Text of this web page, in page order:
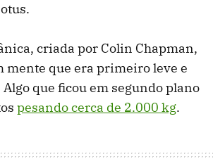
criada por Colin Chapman,
mente que era primeiro leve e
que ficou em segundo plano
pesando cerca de 2.000 kg.